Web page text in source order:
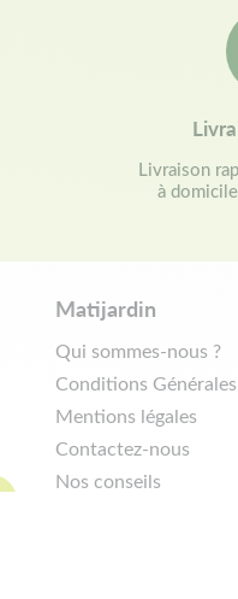
Livraison
à
Matijardin
Qui sommes-nous ?
Conditions
Mentions légales
Contactez-nous
Nos conseils